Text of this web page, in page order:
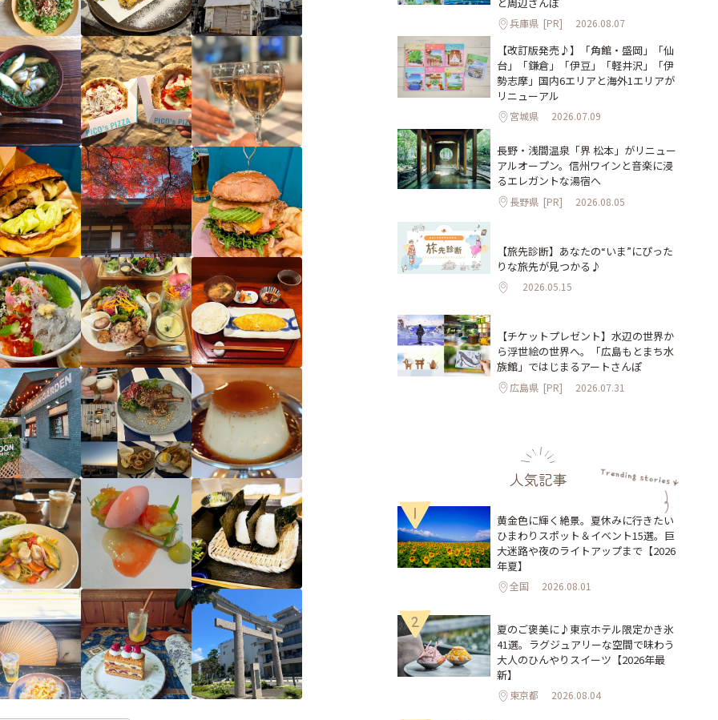
兵庫県 [PR] 2026.08.07
【改訂版発売♪】「角館・盛岡」「仙
台」「鎌倉」「伊豆」「軽井沢」「伊
勢志摩」国内6エリアと海外1エリアが
リニューアル
宮城県 2026.07.09
長野・浅間温泉「界 松本」がリニュー
アルオープン。信州ワインと音楽に浸
るエレガントな湯宿へ
長野県 [PR] 2026.08.05
【旅先診断】あなたの“いま”にぴった
りな旅先が見つかる♪
2026.05.15
【チケットプレゼント】水辺の世界か
ら浮世絵の世界へ。「広島もとまち水
族館」ではじまるアートさんぽ
広島県 [PR] 2026.07.31
人気記事
1
黄金色に輝く絶景。夏休みに行きたい
ひまわりスポット＆イベント15選。巨
大迷路や夜のライトアップまで【2026
年夏】
全国 2026.08.01
2
夏のご褒美に♪東京ホテル限定かき氷
41選。ラグジュアリーな空間で味わう
大人のひんやりスイーツ【2026年最
新】
東京都 2026.08.04